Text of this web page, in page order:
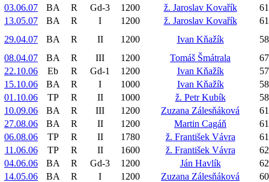
03.06.07
BA R Gd-3 1200 ž. Jaroslav Kovařík
13.05.07
BA R I 1200 ž. Jaroslav Kovařík
29.04.07
BA R II 1200 Ivan Kňažík
08.04.07
BA R III 1200 Tomáš Šmátrala
22.10.06
Eb R Gd-1 1200 Ivan Kňažík
15.10.06
BA R I 1000 Ivan Kňažík
01.10.06
TP R II 1000 ž. Petr Kubík
10.09.06
BA R III 1200 Zuzana Zálesňáková
27.08.06
BA R II 1200 Martin Cagáň
06.08.06
TP R II 1780 ž. František Vávra
11.06.06
TP R II 1600 ž. František Vávra
04.06.06
BA R Gd-3 1200 Ján Havlík
14.05.06
BA R I 1200 Zuzana Zálesňáková